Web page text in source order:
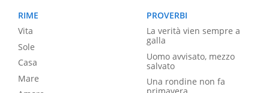
RIME
Vita
Sole
Casa
Mare
PROVERBI
La verità vien sempre a
galla
Uomo avvisato, mezzo
salvato
Una rondine non fa